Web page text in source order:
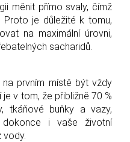
měnit přímo svaly, čímž
Proto je důležité k tomu,
na maximální úrovni,
sacharidů.
prvním místě být vždy
v tom, že přibližně 70 %
tkáňové buňky a vazy,
i vaše životní
vody.